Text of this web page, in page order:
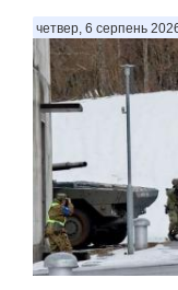
четвер, 6 серпень